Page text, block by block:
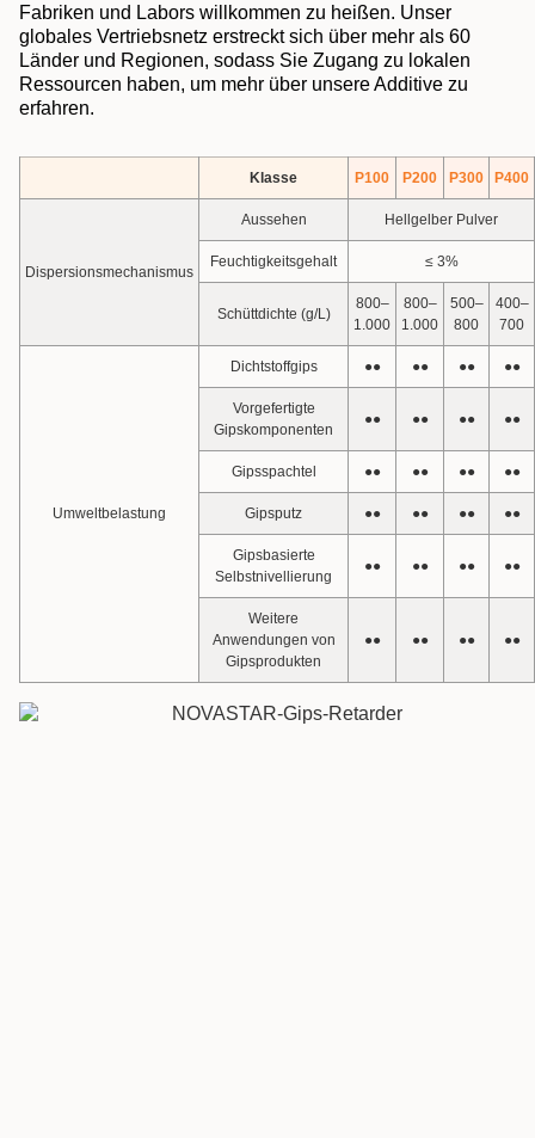
Fabriken und Labors willkommen zu heißen. Unser
globales Vertriebsnetz erstreckt sich über mehr als 60
Länder und Regionen, sodass Sie Zugang zu lokalen
Ressourcen haben, um mehr über unsere Additive zu
erfahren.
Klasse P100 P200 P300 P400
Dispersionsmechanismus
Aussehen Hellgelber Pulver
Feuchtigkeitsgehalt ≤ 3%
Schüttdichte (g/L)
800–
1.000
800–
1.000
500–
800
400–
700
Umweltbelastung
Dichtstoffgips ●● ●● ●● ●●
Vorgefertigte
Gipskomponenten
●● ●● ●● ●●
Gipsspachtel ●● ●● ●● ●●
Gipsputz ●● ●● ●● ●●
Gipsbasierte
Selbstnivellierung
●● ●● ●● ●●
Weitere
Anwendungen von
Gipsprodukten
●● ●● ●● ●●